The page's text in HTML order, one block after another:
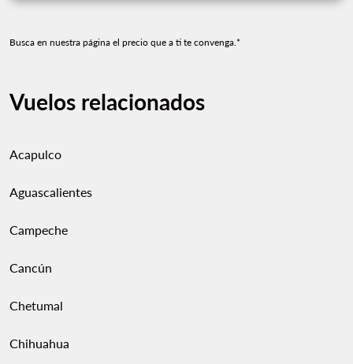
Busca en nuestra página el precio que a ti te convenga.*
Vuelos relacionados
Acapulco
Aguascalientes
Campeche
Cancún
Chetumal
Chihuahua